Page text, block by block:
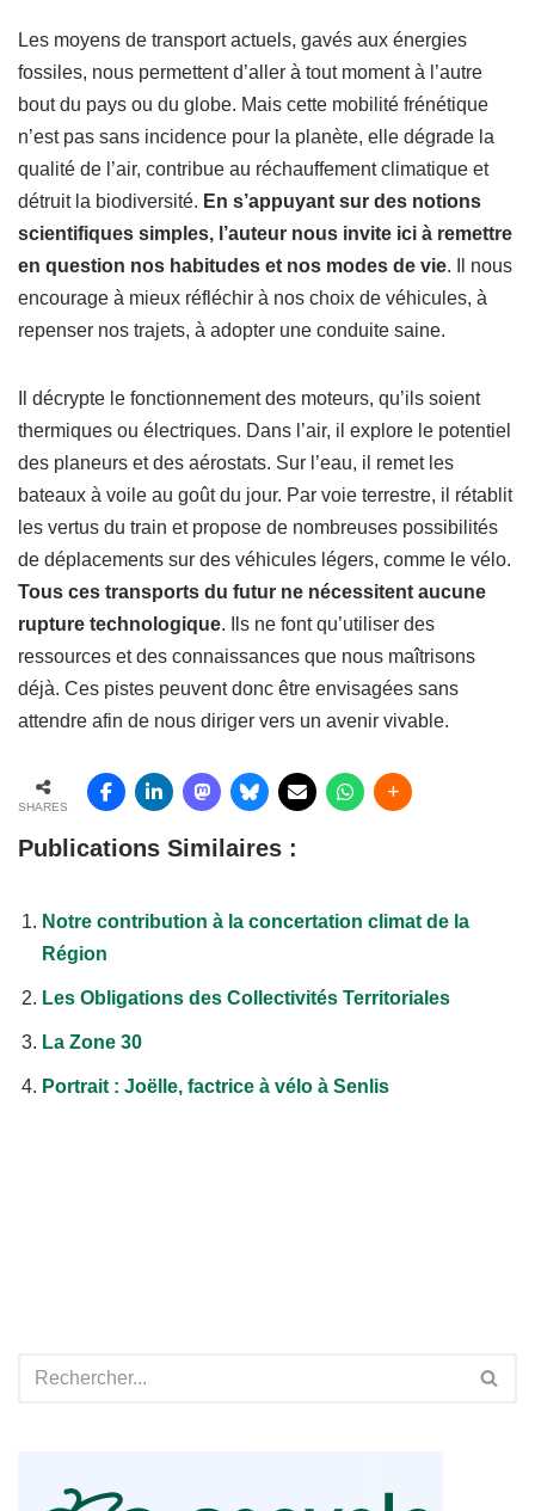
Les moyens de transport actuels, gavés aux énergies
fossiles, nous permettent d’aller à tout moment à l’autre
bout du pays ou du globe. Mais cette mobilité frénétique
n’est pas sans incidence pour la planète, elle dégrade la
qualité de l’air, contribue au réchauffement climatique et
détruit la biodiversité. En s’appuyant sur des notions
scientifiques simples, l’auteur nous invite ici à remettre
en question nos habitudes et nos modes de vie. Il nous
encourage à mieux réfléchir à nos choix de véhicules, à
repenser nos trajets, à adopter une conduite saine.
Il décrypte le fonctionnement des moteurs, qu’ils soient
thermiques ou électriques. Dans l’air, il explore le potentiel
des planeurs et des aérostats. Sur l’eau, il remet les
bateaux à voile au goût du jour. Par voie terrestre, il rétablit
les vertus du train et propose de nombreuses possibilités
de déplacements sur des véhicules légers, comme le vélo.
Tous ces transports du futur ne nécessitent aucune
rupture technologique. Ils ne font qu’utiliser des
ressources et des connaissances que nous maîtrisons
déjà. Ces pistes peuvent donc être envisagées sans
attendre afin de nous diriger vers un avenir vivable.
SHARES
Publications Similaires :
Notre contribution à la concertation climat de la
Région
Les Obligations des Collectivités Territoriales
La Zone 30
Portrait : Joëlle, factrice à vélo à Senlis